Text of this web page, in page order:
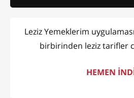
Leziz Yemeklerim
birbirinden leziz tarifler
HEMEN